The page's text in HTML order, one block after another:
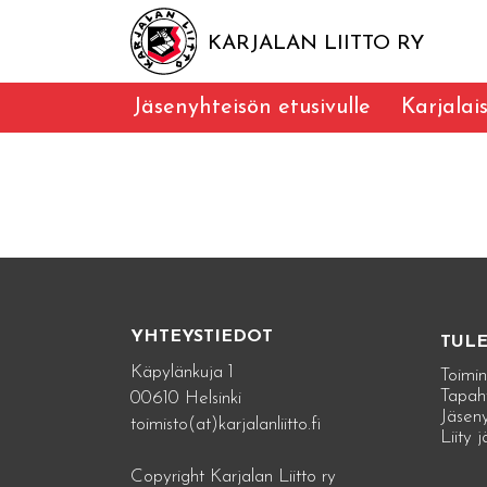
KARJALAN LIITTO RY
Jäsenyhteisön etusivulle
YHTEYSTIEDOT
Käpylänkuja 1
00610 Helsinki
toimisto(at)karjalanliitto.fi
Copyright Karjalan Liitto ry
Liity